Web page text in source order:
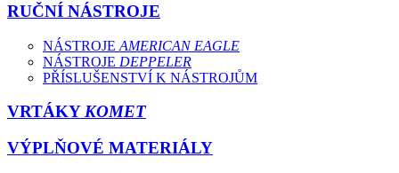
RUČNÍ NÁSTROJE
NÁSTROJE AMERICAN EAGLE
NÁSTROJE DEPPELER
PŘÍSLUŠENSTVÍ K NÁSTROJŮM
VRTÁKYKOMET
VÝPLŇOVÉ MATERIÁLY